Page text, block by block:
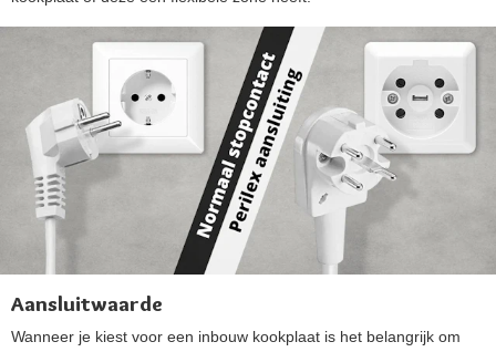
Aansluitwaarde
Wanneer je kiest voor een inbouw kookplaat is het belangrijk om